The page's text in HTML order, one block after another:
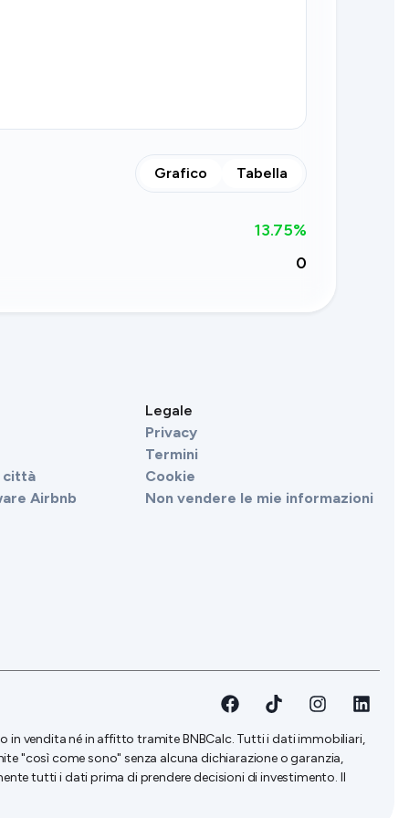
Grafico Tabella
13.75%
0
città
Airbnb
Legale
Privacy
Termini
Cookie
Non vendere le mie informazioni
in vendita né in affitto tramite BNBCalc. Tutti i dati immobiliari,
"così come sono" senza alcuna dichiarazione o garanzia,
tutti i dati prima di prendere decisioni di investimento. Il